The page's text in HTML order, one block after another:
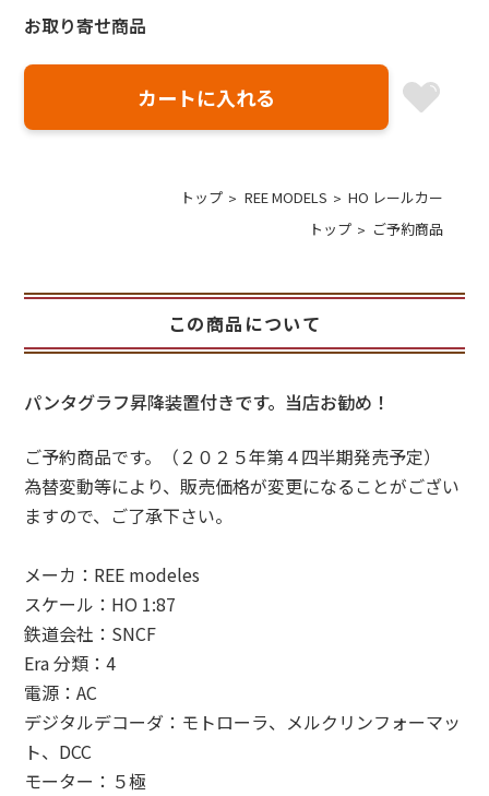
お取り寄せ商品
トップ REE MODELS
HO レールカー
トップ
ご予約商品
この商品について
パンタグラフ昇降装置付きです。当店お勧め！
ご予約商品です。（２０２５年第４四半期発売予定）
為替変動等により、販売価格が変更になることがござい
ますので、ご了承下さい。
メーカ：REE modeles
スケール：HO 1:87
鉄道会社：SNCF
Era 分類：4
電源：AC
デジタルデコーダ：モトローラ、メルクリンフォーマッ
ト、DCC
モーター：５極